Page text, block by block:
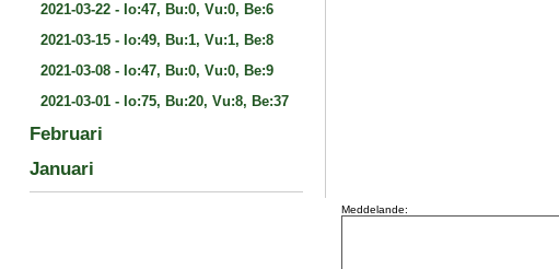
2021-03-22- Io:47, Bu:0, Vu:0, Be:6
2021-03-15- Io:49, Bu:1, Vu:1, Be:8
2021-03-08- Io:47, Bu:0, Vu:0, Be:9
2021-03-01- Io:75, Bu:20, Vu:8, Be:37
Februari
Januari
Meddelande: